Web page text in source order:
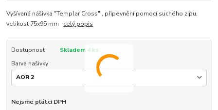
Vyšívaná nášivka "Templar Cross" , připevnění pomocí suchého zipu,
velikost 75x95 mm celý popis
Dostupnost
Skladem 4 ks
Barva našivky
Nejsme plátci DPH